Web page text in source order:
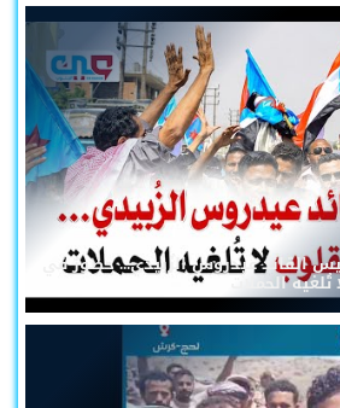
القائد عيدروس الزُبيدي... حضورٌ في
تُلغيه الحملات